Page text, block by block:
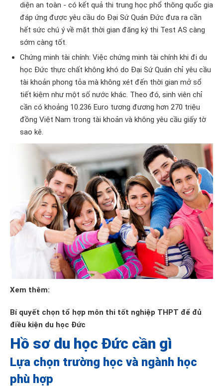
diện an toàn - có kết quả thi trung học phổ thông quốc gia
đáp ứng được yêu cầu do Đại Sứ Quán Đức đưa ra cần
hết sức chú ý về mặt thời gian đăng ký thi Test AS càng
sớm càng tốt.
Chứng minh tài chính: Việc chứng minh tài chính khi đi du
học Đức thực chất không khó do Đại Sứ Quán chỉ yêu cầu
tài khoản phong tỏa mà không xét đến thời gian mở sổ
tiết kiệm như một số nước khác. Theo đó, sinh viên chỉ
cần có khoảng 10.236 Euro tương đương hơn 270 triệu
đồng Việt Nam trong tài khoản và không yêu cầu giấy tờ
sao kê.
Xem thêm:
Bí quyết chọn tổ hợp môn thi tốt nghiệp THPT để đủ
điều kiện du học Đức
Hồ sơ du học Đức cần gì
Lựa chọn trường học và ngành học
phù hợp